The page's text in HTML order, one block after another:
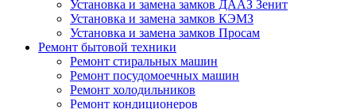
Установка и замена замков ДААЗ Зенит
Установка и замена замков КЭМЗ
Установка и замена замков Просам
Ремонт бытовой техники
Ремонт стиральных машин
Ремонт посудомоечных машин
Ремонт холодильников
Ремонт кондиционеров